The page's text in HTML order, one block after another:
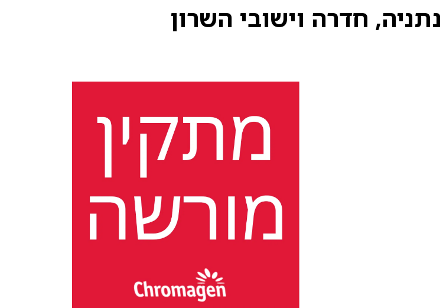
חדרה וישובי השרון